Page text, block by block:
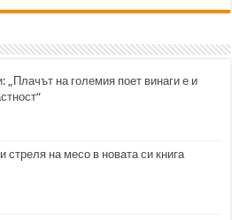
„Плачът на големия поет винаги е и
стреля на месо в новата си книга